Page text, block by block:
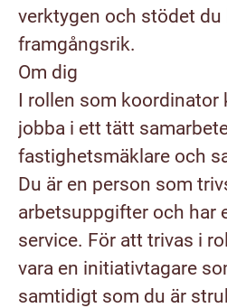
verktygen och stödet
framgångsrik.
Om dig
I rollen som koordinator
jobba i ett tätt
fastighetsmäklare och
Du är en person som
arbetsuppgifter och har
service. För att trivas i
vara en initiativtagare
samtidigt som du är